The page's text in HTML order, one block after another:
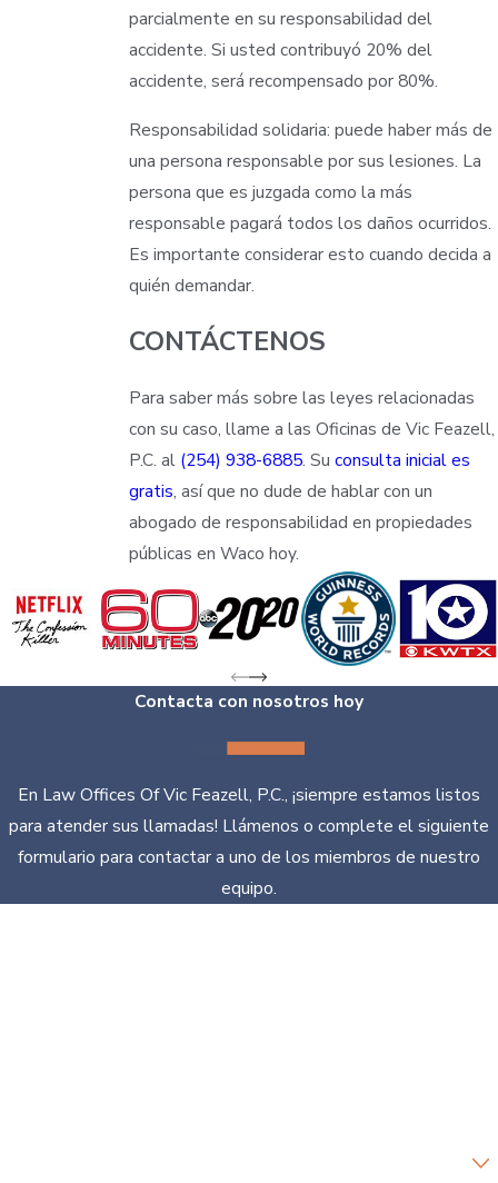
parcialmente en su responsabilidad del
accidente. Si usted contribuyó 20% del
accidente, será recompensado por 80%.
Responsabilidad solidaria: puede haber más de
una persona responsable por sus lesiones. La
persona que es juzgada como la más
responsable pagará todos los daños ocurridos.
Es importante considerar esto cuando decida a
quién demandar.
CONTÁCTENOS
Para saber más sobre las leyes relacionadas
con su caso, llame a las Oficinas de Vic Feazell,
P.C. al (254) 938-6885. Su consulta inicial es
gratis, así que no dude de hablar con un
abogado de responsabilidad en propiedades
públicas en Waco hoy.
Contacta con nosotros hoy
En Law Offices Of Vic Feazell, P.C., ¡siempre estamos listos
para atender sus llamadas! Llámenos o complete el siguiente
formulario para contactar a uno de los miembros de nuestro
equipo.